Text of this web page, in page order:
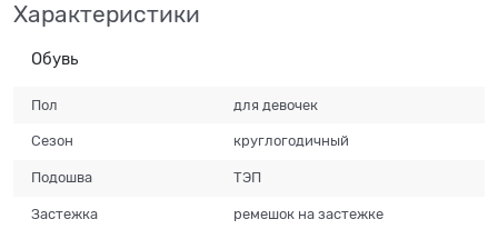
Характеристики
Обувь
Пол для девочек
Сезон круглогодичный
Подошва ТЭП
Застежка ремешок на застежке